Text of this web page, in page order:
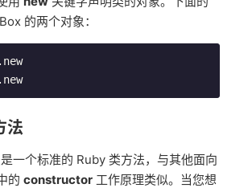
的两个对象：
法
一个标准的 Ruby 类方法，与其他面向
的 constructor 工作原理类似。当您想